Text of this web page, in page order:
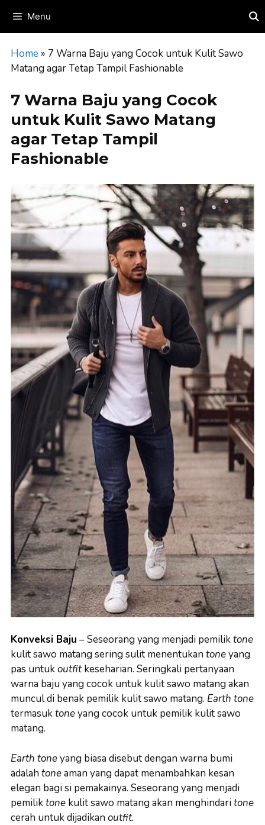
content
Menu
Home » 7 Warna Baju yang Cocok untuk Kulit Sawo
Matang agar Tetap Tampil Fashionable
7 Warna Baju yang Cocok
untuk Kulit Sawo Matang
agar Tetap Tampil
Fashionable
Konveksi Baju –Seseorang yang menjadi pemiliktone
kulit sawo matang sering sulit menentukan toneyang
pas untukoutfitkeseharian. Seringkali pertanyaan
warna baju yang cocok untuk kulit sawo matang akan
muncul di benak pemilik kulit sawo matang. Earth tone
termasuktoneyang cocok untuk pemilik kulit sawo
matang.
Earth toneyang biasa disebut dengan warna bumi
adalah toneaman yang dapat menambahkan kesan
elegan bagi si pemakainya. Seseorang yang menjadi
pemiliktone kulit sawo matang akan menghindaritone
cerah untuk dijadikan outfit.